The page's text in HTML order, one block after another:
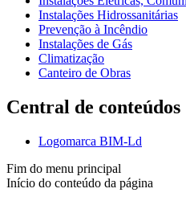
Instalações Hidrossanitárias
Prevenção à Incêndio
Instalações de Gás
Climatização
Canteiro de Obras
Central de conteúdos
Logomarca BIM-Ld
Fim do menu principal
Início do conteúdo da página